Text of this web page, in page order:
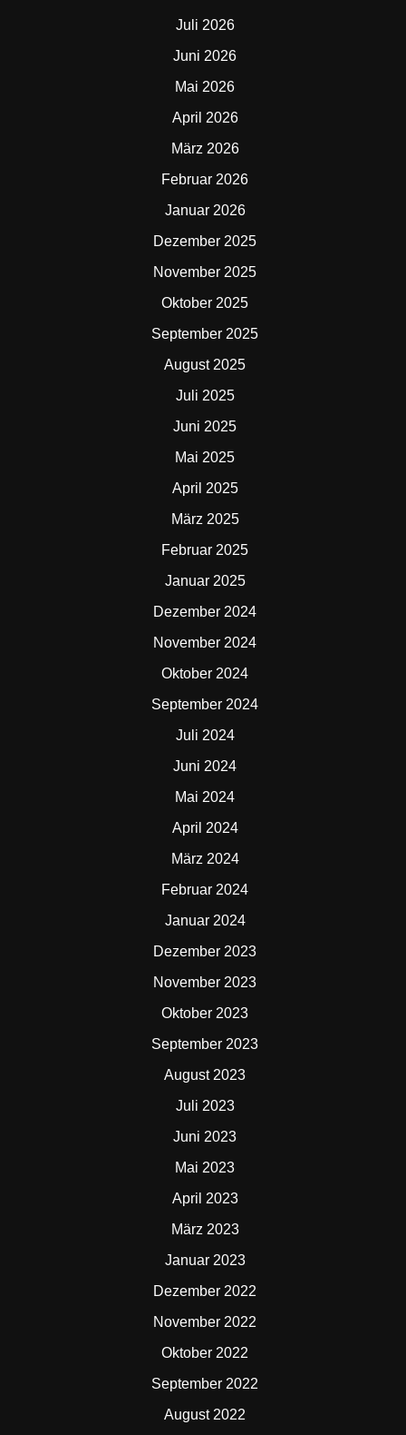
Juli 2026
Juni 2026
Mai 2026
April 2026
März 2026
Februar 2026
Januar 2026
Dezember 2025
November 2025
Oktober 2025
September 2025
August 2025
Juli 2025
Juni 2025
Mai 2025
April 2025
März 2025
Februar 2025
Januar 2025
Dezember 2024
November 2024
Oktober 2024
September 2024
Juli 2024
Juni 2024
Mai 2024
April 2024
März 2024
Februar 2024
Januar 2024
Dezember 2023
November 2023
Oktober 2023
September 2023
August 2023
Juli 2023
Juni 2023
Mai 2023
April 2023
März 2023
Januar 2023
Dezember 2022
November 2022
Oktober 2022
September 2022
August 2022